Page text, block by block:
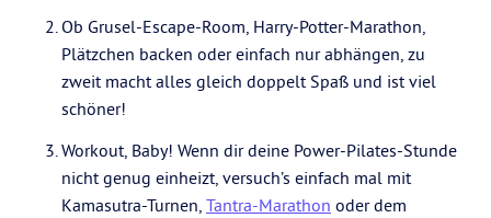
Ob Grusel-Escape-Room, Harry-Potter-Marathon,
Plätzchen backen oder einfach nur abhängen, zu
zweit macht alles gleich doppelt Spaß und ist viel
schöner!
Workout, Baby! Wenn dir deine Power-Pilates-Stunde
nicht genug einheizt, versuch’s einfach mal mit
Kamasutra-Turnen, Tantra-Marathon oder dem